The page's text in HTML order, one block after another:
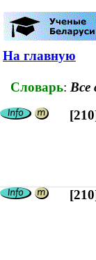
На главную
Словарь: Все